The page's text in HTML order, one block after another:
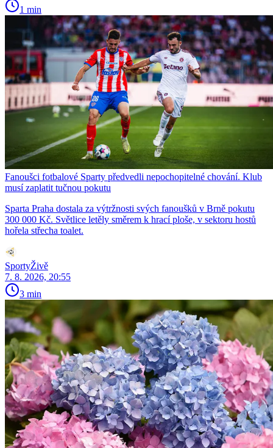
1 min
Fanoušci fotbalové Sparty předvedli nepochopitelné chování. Klub
musí zaplatit tučnou pokutu
Sparta Praha dostala za výtržnosti svých fanoušků v Brně pokutu
300 000 Kč. Světlice letěly směrem k hrací ploše, v sektoru hostů
hořela střecha toalet.
SportyŽivě
7. 8. 2026, 20:55
3 min